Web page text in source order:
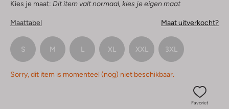
Kies je maat: Dit item valt normaal, kies je eigen maat
Maattabel Maat uitverkocht?
S M L XL XXL 3XL
Sorry, dit item is momenteel (nog) niet beschikbaar.
Favoriet